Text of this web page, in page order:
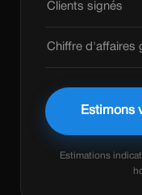
Clients signés
Chiffre d'affaires
Estimons
Estimations